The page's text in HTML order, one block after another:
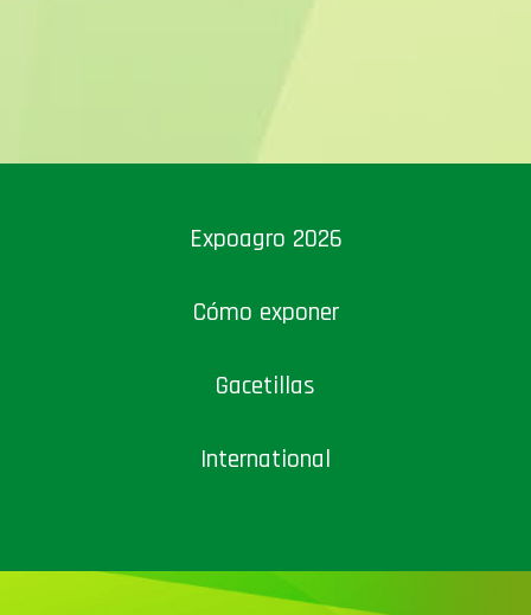
Expoagro 2026
Cómo exponer
Gacetillas
International